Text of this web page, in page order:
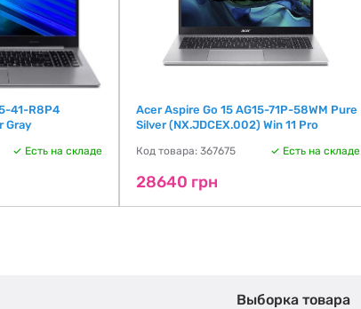
41-R8P4
Gray
Есть на складе
Acer Aspire Go 15 AG15-71P-58WM Pure
Silver (NX.JDCEX.002) Win 11 Pro
Код товара: 367675 Есть на складе
28640 грн
Выборка товара